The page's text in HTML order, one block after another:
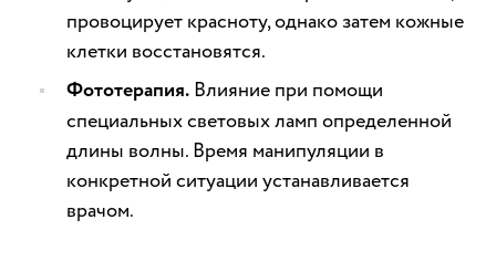
провоцирует красноту, однако затем кожные
клетки восстановятся.
Фототерапия. Влияние при помощи
специальных световых ламп определенной
длины волны. Время манипуляции в
конкретной ситуации устанавливается
врачом.